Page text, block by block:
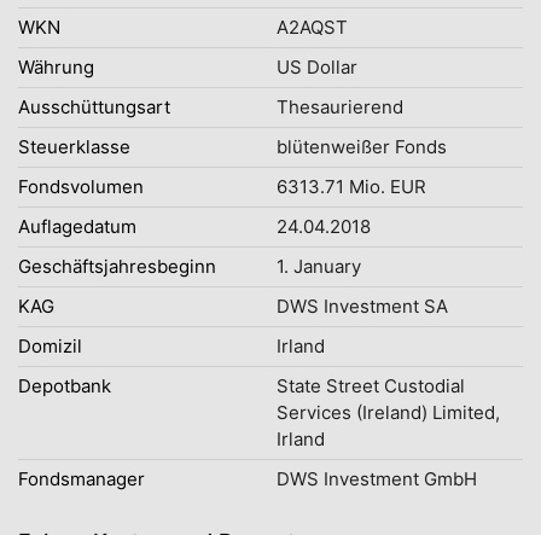
WKN
A2AQST
Währung
US Dollar
Ausschüttungsart
Thesaurierend
Steuerklasse
blütenweißer Fonds
Fondsvolumen
6313.71 Mio. EUR
Auflagedatum
24.04.2018
Geschäftsjahresbeginn
1. January
KAG
DWS Investment SA
Domizil
Irland
Depotbank
State Street Custodial
Services (Ireland) Limited,
Irland
Fondsmanager
DWS Investment GmbH